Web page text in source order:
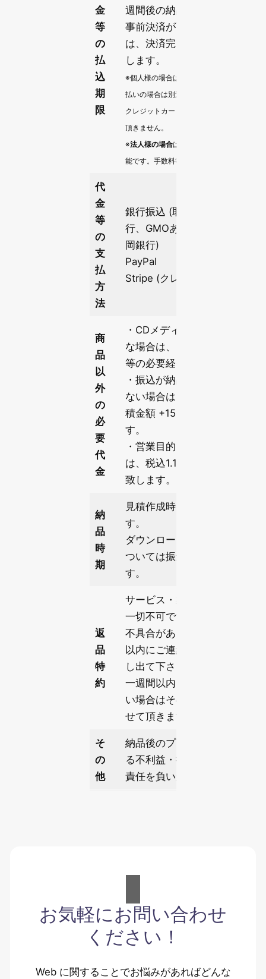
金
等
の
払
込
期
限
週間後の納品日と同曜日まで)
事前決済が可能な商品 (サービ
は、決済完了をもって支払完
します。
※個人様の場合は、月末締め翌月末払い・
払いの場合は別途手数料を上乗せとなりま
クレジットカード払いが可能であれば手数
頂きません。
※法人様の場合は、貴社規定によるお支払
能です。手数料等も基本的には頂きません
代
金
等
の
支
払
方
法
銀行振込 (取引銀行：三菱
行、GMOあおぞらネット銀行
岡銀行)
PayPal
Stripe (クレジットカード決済
商
品
以
外
の
必
要
代
金
・CDメディア等による納入が
な場合は、メディア代・梱包
等の必要経費を頂戴します。
・振込が納品後一週間以内に
ない場合は、事務手数料とし
積金額 +15% の金額で請求致
す。
・営業目的でのお問い合わせ
は、税込1.1万円の検討費用を
致します。
納
品
時
期
見積作成時に提示させて頂き
す。
ダウンロード販売しているも
ついては振込確認後、三日以
す。
返
品
特
約
サービス・製品の性質上、返
一切不可です。
不具合がある場合は納品後一
以内にご連絡頂き、修正指示
し出て下さい。
一週間以内に不具合のご連絡
い場合はその時点で検収完了
せて頂きます。
そ
の
他
納品後のプログラムによるい
る不利益・損害についても一
責任を負いかねます。
お気軽にお問い合わせ
ください！
Web に関することでお悩みがあればどんな